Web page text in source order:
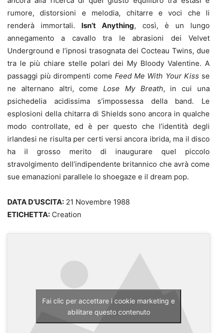
rumore, distorsioni e melodia, chitarre e voci che li
renderà immortali. Isn’t Anything, così, è un lungo
annegamento a cavallo tra le abrasioni dei Velvet
Underground e l’ipnosi trasognata dei Cocteau Twins, due
tra le più chiare stelle polari dei My Bloody Valentine. A
passaggi più dirompenti come Feed Me With Your Kiss se
ne alternano altri, comeLose My Breath, in cui una
psichedelia acidissima s’impossessa della band. Le
esplosioni della chitarra di Shields sono ancora in qualche
modo controllate, ed è per questo che l’identità degli
irlandesi ne risulta per certi versi ancora ibrida, ma il disco
ha il grosso merito di inaugurare quel piccolo
stravolgimento dell’indipendente britannico che avrà come
sue emanazioni parallele lo shoegaze e il dream pop.
DATA D’USCITA: 21 Novembre 1988
ETICHETTA: Creation
Fai clic per accettare i cookie marketing e
abilitare questo contenuto